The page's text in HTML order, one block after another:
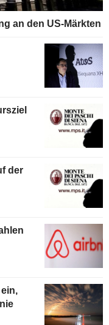
an den US-Märkten
der